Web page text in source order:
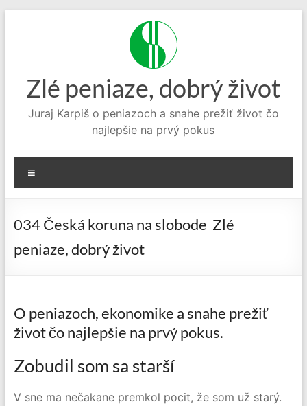
Zlé peniaze, dobrý život
Juraj Karpiš o peniazoch a snahe prežiť život čo
najlepšie na prvý pokus
034 Česká koruna na slobode Zlé
peniaze, dobrý život
O peniazoch, ekonomike a snahe prežiť
život čo najlepšie na prvý pokus.
Zobudil som sa starší
V sne ma nečakane premkol pocit, že som už starý.